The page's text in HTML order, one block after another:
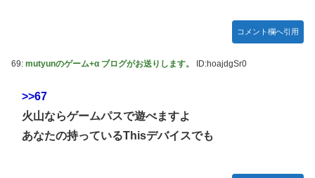
コメント欄へ引用
69: mutyunのゲーム+α ブログがお送りします。 ID:hoajdgSr0
>>67
火山ならゲームパスで遊べますよ
あなたの持っているThisデバイスでも